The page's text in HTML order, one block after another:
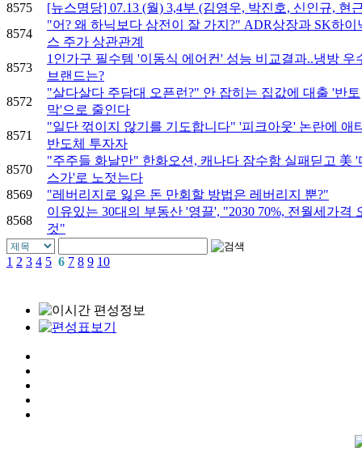
8575
[뉴스명당] 07.13 (월) 3,4부 (김영우, 박진호, 신인규, 현
8574
"어? 왜 하닉보다 삼전이 잘 가지?" ADR상장과 SK하이
스 주가 상관관계
8573
1인가구 필수템 '이동식 에어컨' 성능 비교결과..냉방 우
브랜드는?
8572
"살다살다 주담대 오픈런?" 안 잡히는 집값에 대출 '반토
막'으로 줄인다
8571
"일단 꺾이지 않기를 기도합니다" '피크아웃' 논란에 애
반도체 투자자
8570
"주주들 화날만" 한화오션, 캐나다 잠수함 실패딛고 美 '
스가'로 노젓는다
8569
"레버리지로 잃은 돈 만회할 방법은 레버리지 뿐?"
8568
이유있는 30대의 부동산 '영끌', "2030 70%, 전월세가격
것"
1 2 3 4 5 6 7 8 9 10